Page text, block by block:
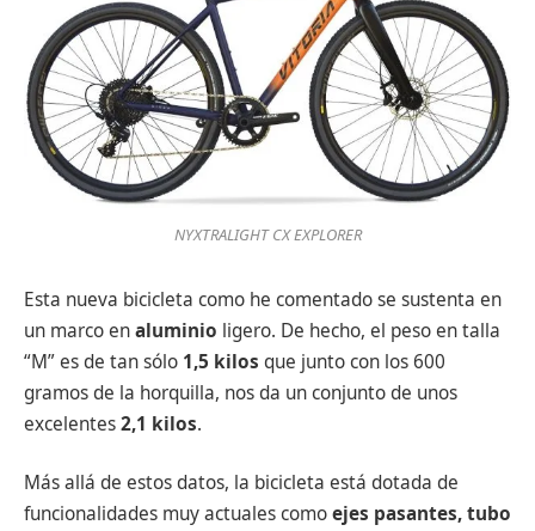
NYXTRALIGHT CX EXPLORER
Esta nueva bicicleta como he comentado se sustenta en
un marco enaluminio ligero. De hecho, el peso en talla
“M” es de tan sólo 1,5 kilos que junto con los 600
gramos de la horquilla, nos da un conjunto de unos
excelentes2,1 kilos.
Más allá de estos datos, la bicicleta está dotada de
funcionalidades muy actuales comoejes pasantes, tubo